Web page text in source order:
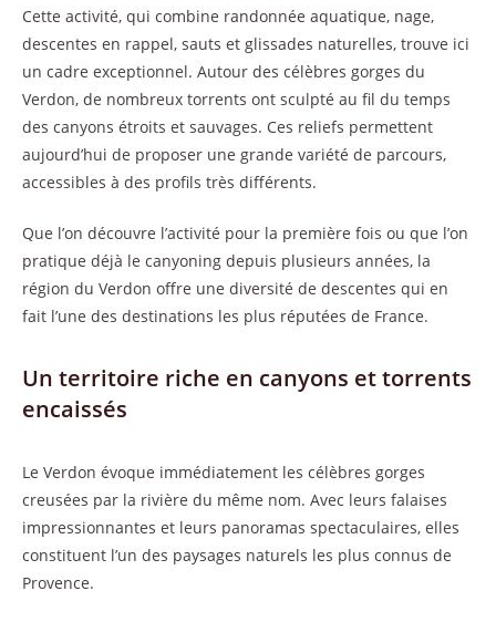
Cette activité, qui combine randonnée aquatique, nage,
descentes en rappel, sauts et glissades naturelles, trouve ici
un cadre exceptionnel. Autour des célèbres gorges du
Verdon, de nombreux torrents ont sculpté au fil du temps
des canyons étroits et sauvages. Ces reliefs permettent
aujourd’hui de proposer une grande variété de parcours,
accessibles à des profils très différents.
Que l’on découvre l’activité pour la première fois ou que l’on
pratique déjà le canyoning depuis plusieurs années, la
région du Verdon offre une diversité de descentes qui en
fait l’une des destinations les plus réputées de France.
Un territoire riche en canyons et torrents
encaissés
Le Verdon évoque immédiatement les célèbres gorges
creusées par la rivière du même nom. Avec leurs falaises
impressionnantes et leurs panoramas spectaculaires, elles
constituent l’un des paysages naturels les plus connus de
Provence.